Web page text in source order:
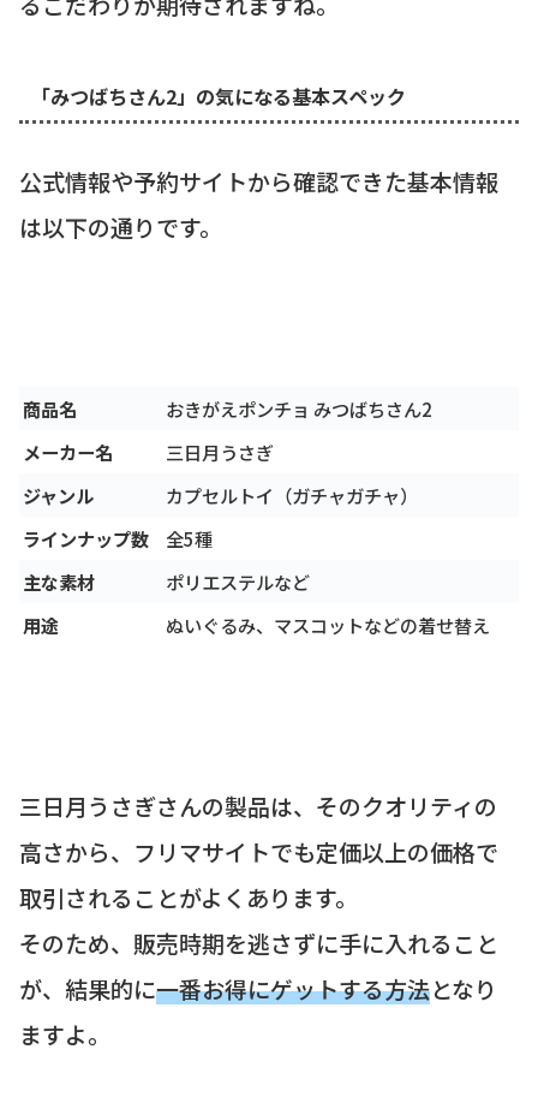
「みつばちさん2」の気になる基本スペック
公式情報や予約サイトから確認できた基本情報
は以下の通りです。
商品名
おきがえポンチョ みつばちさん2
メーカー名
三日月うさぎ
ジャンル
カプセルトイ（ガチャガチャ）
ラインナップ数
全5種
主な素材
ポリエステルなど
用途
ぬいぐるみ、マスコットなどの着せ替え
三日月うさぎさんの製品は、そのクオリティの
高さから、フリマサイトでも定価以上の価格で
取引されることがよくあります。
そのため、販売時期を逃さずに手に入れること
が、結果的に一番お得にゲットする方法となり
ますよ。